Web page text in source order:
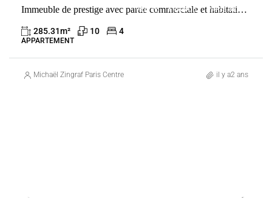
VENTE FRANCE PARIS 3ÈMEImmeuble de prestige avec partie commerciale et habitation dans le Marais
285.31m² 10 4
APPARTEMENT
Michaël Zingraf Paris Centre il y a2 ans